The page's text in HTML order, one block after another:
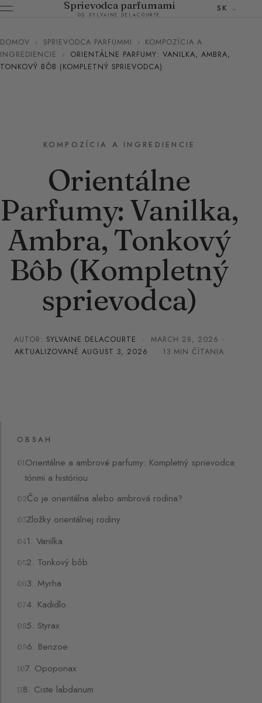
Sprievodca parfumami
OD SYLVAINE DELACOURTE
SK
DOMOV › SPRIEVODCA PARFUMMI › KOMPOZÍCIA A
INGREDIENCIE
›
ORIENTÁLNE PARFUMY: VANILKA, AMBRA,
TONKOVÝ BÔB (KOMPLETNÝ SPRIEVODCA)
KOMPOZÍCIA A INGREDIENCIE
Orientálne
Parfumy: Vanilka,
Ambra, Tonkový
Bôb (Kompletný
sprievodca)
AUTOR: SYLVAINE DELACOURTE ·MARCH 28, 2026 ·
AKTUALIZOVANÉ AUGUST 3, 2026 · 13 MIN ČÍTANIA
OBSAH
Orientálne a ambrové parfumy: Kompletný sprievodca
tónmi a históriou
Čo je orientálna alebo ambrová rodina?
Zložky orientálnej rodiny
1. Vanilka
2. Tonkový bôb
3. Myrha
4. Kadidlo
5. Styrax
6. Benzoe
7. Opoponax
8. Ciste labdanum